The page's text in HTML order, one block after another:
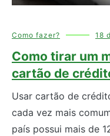
Como fazer? 18
Como tirar um
cartão de
Usar cartão de
cada vez mais
país possui mais de